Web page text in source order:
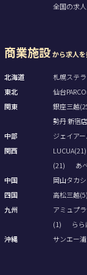
全国の求
商業施設から求人
北海道 札幌ステ
東北
仙台
関東
銀座三越
勢丹 新宿
中部
ジェイア
関西
LUCUA(21)
(21)
あ
中国
岡山タカ
四国
高松三越(5)
九州
アミュプ
(1)
ら
沖縄
サンエー浦